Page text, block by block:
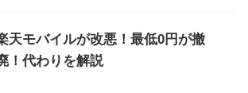
天モバイルが改悪！最低0円が撤
！代わりを解説